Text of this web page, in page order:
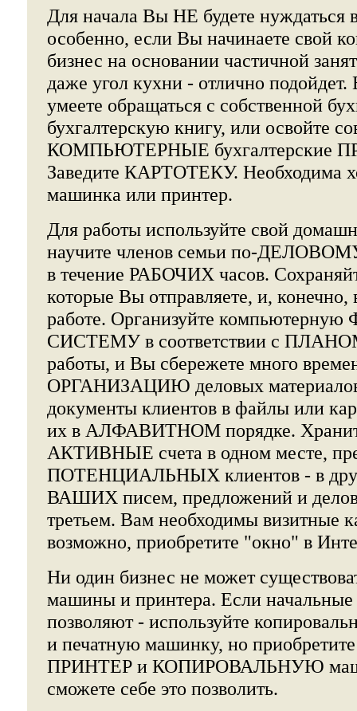
Для начала Вы НЕ будете нуждаться
особенно, если Вы начинаете свой
бизнес на основании частичной
даже угол кухни - отлично
умеете обращаться с собственной
бухгалтерскую книгу, или освойте
КОМПЬЮТЕРНЫЕ бухгалтерские
Заведите КАРТОТЕКУ. Необходима
машинка или принтер.
Для работы используйте свой
научите членов семьи по-ДЕЛОВОМУ
в течение РАБОЧИХ часов.
которые Вы отправляете, и, конечно,
работе. Организуйте
СИСТЕМУ в соответствии с
работы, и Вы сбережете много
ОРГАНИЗАЦИЮ деловых
документы клиентов в файлы или
их в АЛФАВИТНОМ порядке.
АКТИВНЫЕ счета в одном месте,
ПОТЕНЦИАЛЬНЫХ клиентов - в
ВАШИХ писем, предложений и
третьем. Вам необходимы визитные
возможно, приобретите "окно" в
Ни один бизнес не может
машины и принтера. Если начальные
позволяют - используйте
и печатную машинку, но
ПРИНТЕР и КОПИРОВАЛЬНУЮ
сможете себе это позволить.